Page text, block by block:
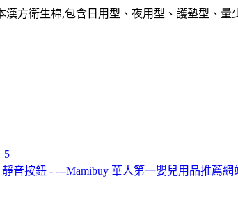
漢方衛生棉,包含日用型、夜用型、護墊型、
音按鈕 - ---Mamibuy 華人第一嬰兒用品推薦網